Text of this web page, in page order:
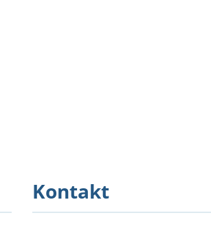
Kontakt